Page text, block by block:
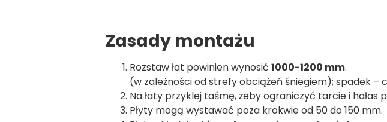
Zasady montażu
Rozstaw łat powinien wynosić 1000-1200 mm.
(w zależności od strefy obciążeń śniegiem); spadek –
Na łaty przyklej taśmę, żeby ograniczyć tarcie i hałas
Płyty mogą wystawać poza krokwie od 50 do 150 mm.